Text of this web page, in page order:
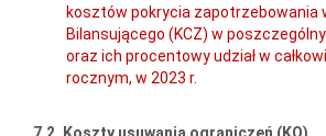
kosztów pokrycia zapotrzebowania
Bilansującego (KCZ) w
oraz ich procentowy udział w
rocznym, w 2023 r.
7.2. Koszty usuwania ograniczeń (KO)